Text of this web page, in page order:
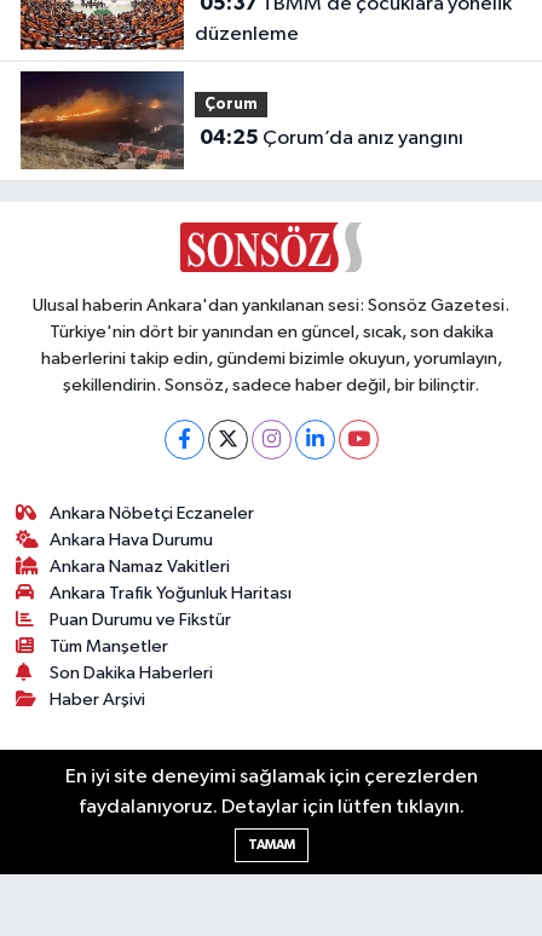
düzenleme
Çorum
04:25 Çorum’da anız yangını
Ulusal haberin Ankara'dan yankılanan sesi: Sonsöz Gazetesi.
Türkiye'nin dört bir yanından en güncel, sıcak, son dakika
haberlerini takip edin, gündemi bizimle okuyun, yorumlayın,
şekillendirin. Sonsöz, sadece haber değil, bir bilinçtir.
Ankara Nöbetçi Eczaneler
Ankara Hava Durumu
Ankara Namaz Vakitleri
Ankara Trafik Yoğunluk Haritası
Puan Durumu ve Fikstür
Tüm Manşetler
Son Dakika Haberleri
Haber Arşivi
Künye Ekonomi Gündem Yazarlar
Spor
Sonsöz Özel
En iyi site deneyimi sağlamak için çerezlerden
faydalanıyoruz. Detaylar için lütfen tıklayın.
TAMAM